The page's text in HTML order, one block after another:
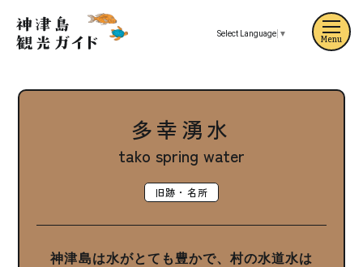
Select Language ▼
多幸湧水
tako spring water
旧跡・名所
神津島は水がとても豊かで、村の水道水は
Menu